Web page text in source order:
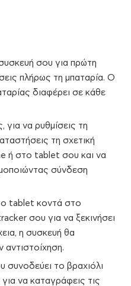
σου για πρώτη
πλήρως τη μπαταρία. Ο
διαφέρει σε κάθε
για να ρυθμίσεις τη
τη σχετική
ή στο tablet σου και να
σύνδεση
tablet κοντά στο
σου για να ξεκινήσει
η συσκευή θα
αντιστοίχηση.
συνοδεύει το βραχιόλι
να καταγράφεις τις